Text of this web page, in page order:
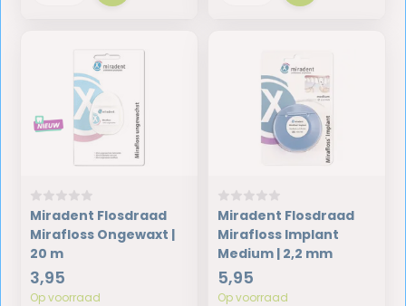
Miradent Flosdraad
Mirafloss Ongewaxt |
20 m
3,95
Op voorraad
Miradent Flosdraad
Mirafloss Implant
Medium | 2,2 mm
5,95
Op voorraad